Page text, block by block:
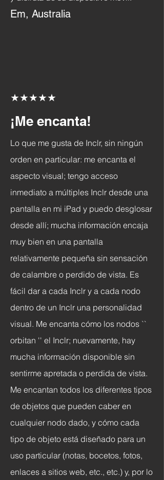
Em, Australia
★★★★★
¡Me encanta!
Lo que me gusta de Inclr, sin ningún
orden en particular: me encanta el
aspecto visual; tengo acceso
inmediato a múltiples Inclr desde una
pantalla en mi iPad y puedo desglosar
desde allí; mucha información encaja
muy bien en una pantalla
relativamente pequeña sin sensación
de calambre o perdido de vista. Es
fácil dar a cada Inclr y a cada nodo
dentro de un Inclr una personalidad
visual. Me encanta cómo los nodos ``
orbitan '' el Inclr; nuevamente, hay
mucha información disponible sin
sentirme apretada o perdida de vista.
Me encantan todos los diferentes tipos
de objetos que pueden caber en
cualquier nodo dado, y cómo cada
tipo de objeto está diseñado para un
uso particular (notas, bocetos, fotos,
enlaces a sitios web, etc., etc.) y, por lo